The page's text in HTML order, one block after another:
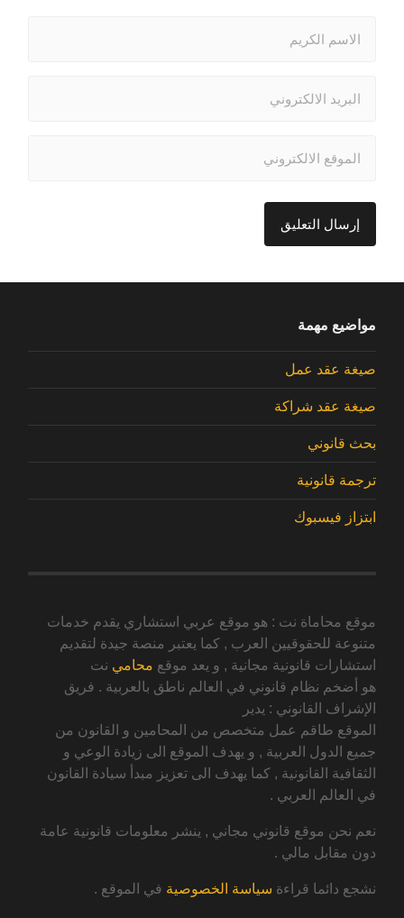
مواضيع مهمة
صيغة عقد عمل
صيغة عقد شراكة
بحث قانوني
ترجمة قانونية
ابتزاز فيسبوك
موقع محاماة نت : هو موقع عربي استشاري يقدم خدمات
متنوعة للحقوقيين العرب , كما يعتبر منصة جيدة لتقديم
استشارات قانونية مجانية , و يعد موقع محامي نت
هو أضخم نظام قانوني في العالم ناطق بالعربية . فريق
الإشراف القانوني : يدير
الموقع طاقم عمل متخصص من المحامين و القانون من
جميع الدول العربية , و يهدف الموقع الى زيادة الوعي و
الثقافية القانونية , كما يهدف الى تعزيز مبدأ سيادة القانون
في العالم العربي .
نعم نحن موقع قانوني مجاني , ينشر معلومات قانونية عامة
دون مقابل مالي .
نشجع دائما قراءة سياسة الخصوصية في الموقع .